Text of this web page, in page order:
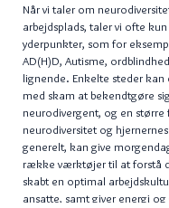
Når vi taler om
arbejdsplads, taler vi ofte
yderpunkter, som for
AD(H)D, Autisme,
lignende. Enkelte steder
med skam at bekendtgøre
neurodivergent, og en større
neurodiversitet og
generelt, kan give
række værktøjer til at forstå
skabt en optimal
ansatte, samt giver energi